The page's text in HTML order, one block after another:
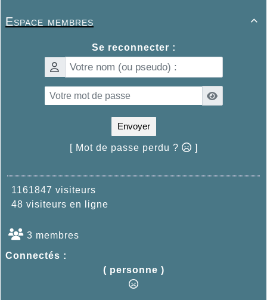

Espace membres
Se reconnecter :
Envoyer
[ Mot de passe perdu ? ]
1161847 visiteurs
48 visiteurs en ligne
3 membres
Connectés :
( personne )